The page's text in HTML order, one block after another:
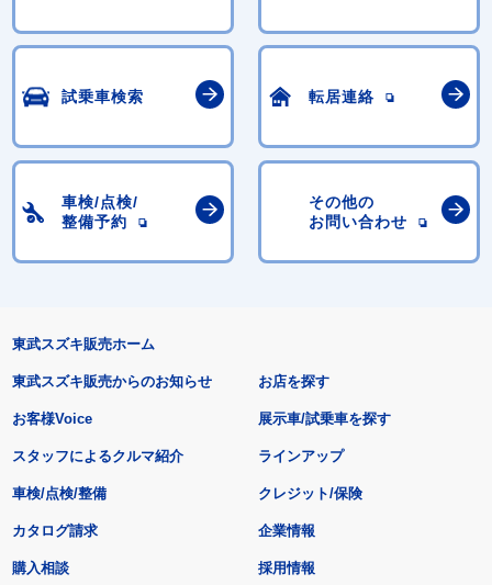
試乗車検索 転居連絡
車検/点検/
整備予約
その他の
お問い合わせ
東武スズキ販売ホーム
東武スズキ販売からのお知らせ
お客様Voice
スタッフによるクルマ紹介
お店を探す
展示車/試乗車を探す
ラインアップ
車検/点検/整備 クレジット/保険
カタログ請求
購入相談
企業情報
採用情報